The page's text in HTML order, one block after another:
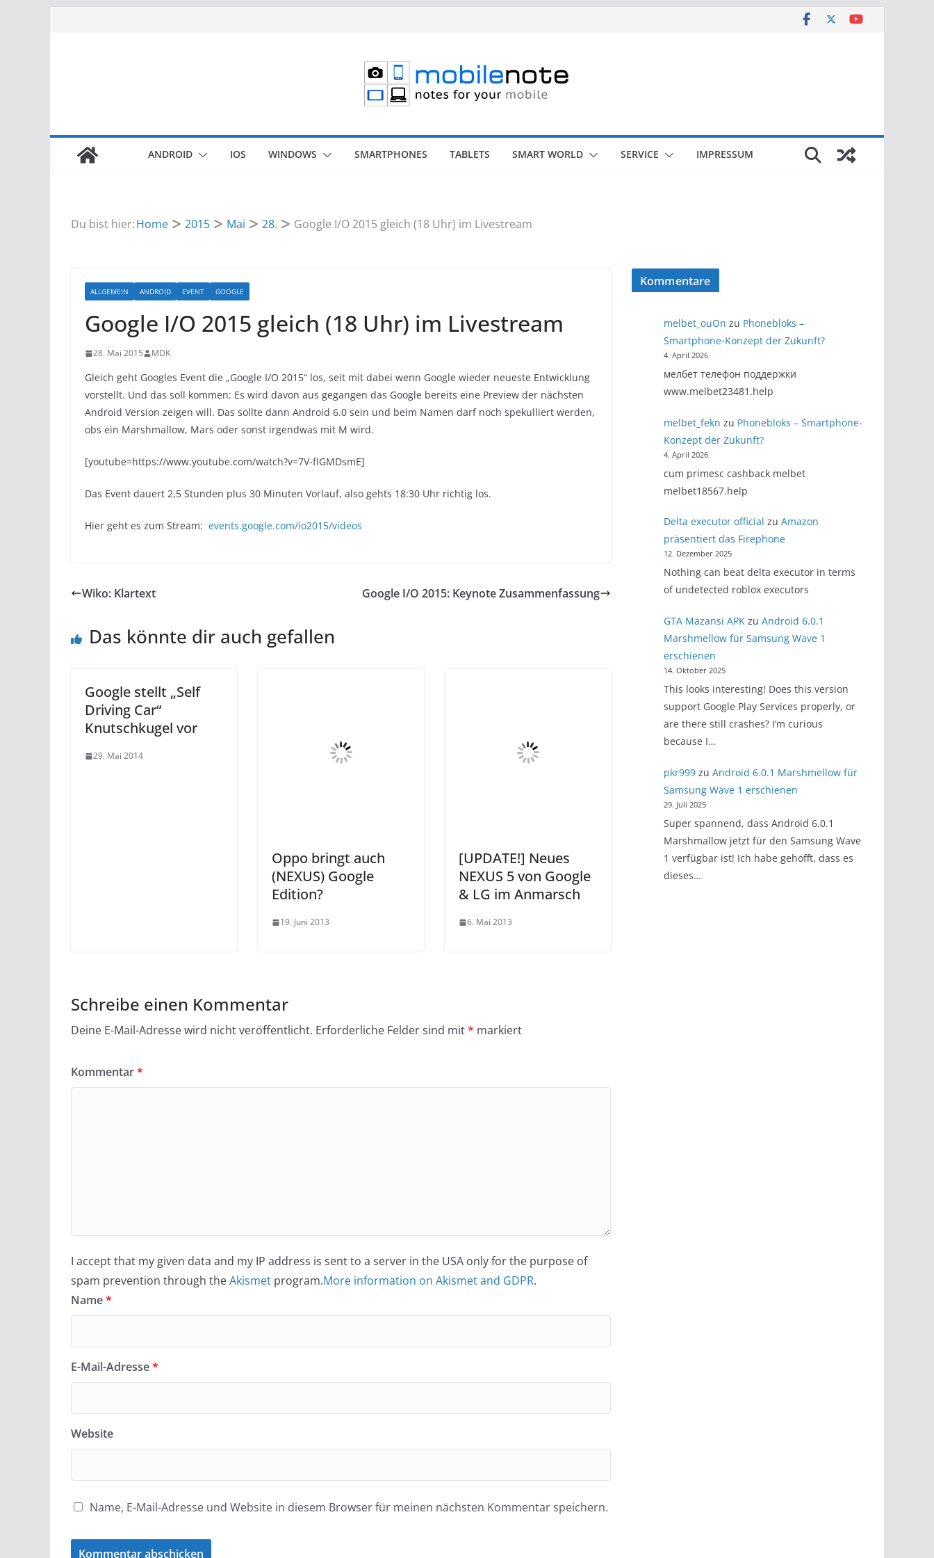
ANDROID IOS WINDOWS SMARTPHONES TABLETS SMART WORLD SERVICE IMPRESSUM
Du bist hier:Home 2015 Mai 28. Google I/O 2015 gleich (18 Uhr) im Livestream
ALLGEMEIN ANDROID EVENT GOOGLE
Google I/O 2015 gleich (18 Uhr) im Livestream
28. Mai 2015 MDK
Gleich geht Googles Event die „Google I/O 2015“ los, seit mit dabei wenn Google wieder neueste Entwicklung
vorstellt. Und das soll kommen: Es wird davon aus gegangen das Google bereits eine Preview der nächsten
Android Version zeigen will. Das sollte dann Android 6.0 sein und beim Namen darf noch spekulliert werden,
obs ein Marshmallow, Mars oder sonst irgendwas mit M wird.
[youtube=https://www.youtube.com/watch?v=7V-fIGMDsmE]
Das Event dauert 2,5 Stunden plus 30 Minuten Vorlauf, also gehts 18:30 Uhr richtig los.
Hier geht es zum Stream: events.google.com/io2015/videos
Wiko: Klartext Google I/O 2015: Keynote Zusammenfassung
Das könnte dir auch gefallen
Google stellt „Self
Driving Car“
Knutschkugel vor
29. Mai 2014
Oppo bringt auch
(NEXUS) Google
Edition?
19. Juni 2013
[UPDATE!] Neues
NEXUS 5 von Google
& LG im Anmarsch
6. Mai 2013
Schreibe einen Kommentar
Deine E-Mail-Adresse wird nicht veröffentlicht. Erforderliche Felder sind mit* markiert
Kommentar*
I accept that my given data and my IP address is sent to a server in the USA only for the purpose of
spam prevention through theAkismet program.More information on Akismet and GDPR.
Name*
E-Mail-Adresse*
Website
Name, E-Mail-Adresse und Website in diesem Browser für meinen nächsten Kommentar speichern.
Kommentare
melbet_ouOn zu Phonebloks –
Smartphone-Konzept der Zukunft?
4. April 2026
мелбет телефон поддержки
www.melbet23481.help
melbet_fekn zu Phonebloks – Smartphone-
Konzept der Zukunft?
4. April 2026
cum primesc cashback melbet
melbet18567.help
Delta executor official zu Amazon
präsentiert das Firephone
12. Dezember 2025
Nothing can beat delta executor in terms
of undetected roblox executors
GTA Mazansi APKzu Android 6.0.1
Marshmellow für Samsung Wave 1
erschienen
14. Oktober 2025
This looks interesting! Does this version
support Google Play Services properly, or
are there still crashes? I’m curious
because I…
pkr999zu Android 6.0.1 Marshmellow für
Samsung Wave 1 erschienen
29. Juli 2025
Super spannend, dass Android 6.0.1
Marshmallow jetzt für den Samsung Wave
1 verfügbar ist! Ich habe gehofft, dass es
dieses…